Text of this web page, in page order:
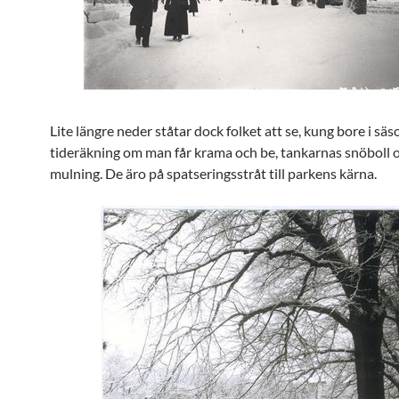
Lite längre neder ståtar dock folket att se, kung bore i
tideräkning om man får krama och be, tankarnas snöboll
mulning. De äro på spatseringsstråt till parkens kärna.